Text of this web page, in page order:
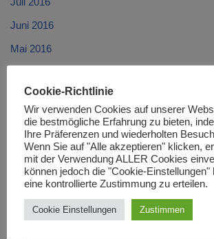
Juni 2016
Mai 2016
März 2016
Februar 2016
Januar 2016
Dezember 2015
November 2015
Oktober 2015
Cookie-Richtlinie
Wir verwenden Cookies auf unserer
die bestmögliche Erfahrung zu bieten,
Ihre Präferenzen und wiederholten
Wenn Sie auf "Alle akzeptieren" klicken,
mit der Verwendung ALLER Cookies
können jedoch die "Cookie-Einstellungen"
eine kontrollierte Zustimmung zu erteilen.
Cookie Einstellungen Zustimmen